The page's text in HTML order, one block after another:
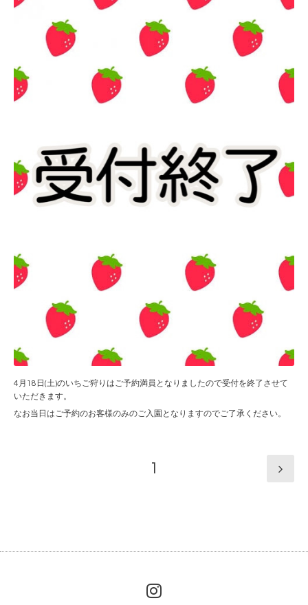
4月18日(土)のいちご狩りはご予約満員となりましたので受付を終了させて
いただきます。
なお当日はご予約のお客様のみのご入園となりますのでご了承ください。
1